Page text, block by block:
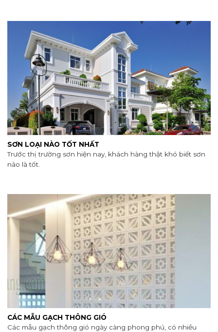
SƠN LOẠI NÀO TỐT NHẤT
Trước thị trường sơn hiện nay, khách hàng thật khó biết sơn
nào là tốt.
CÁC MẪU GẠCH THÔNG GIÓ
Các mẫu gạch thông gió ngày càng phong phú, có nhiều